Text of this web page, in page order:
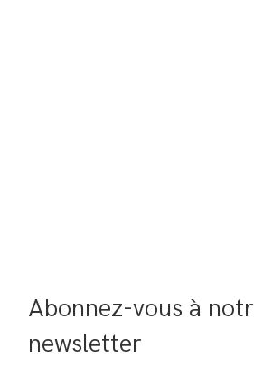
Abonnez-vous à
newsletter